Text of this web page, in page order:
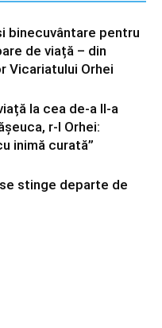
binecuvântare pentru
de viață – din
Vicariatului Orhei
la cea de-a II-a
r-l Orhei:
inimă curată”
stinge departe de